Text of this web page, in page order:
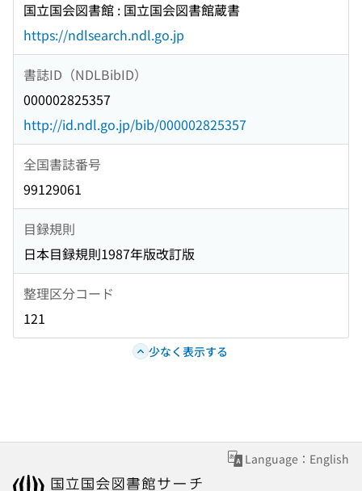
国立国会図書館 : 国立国会図書館蔵書
https://ndlsearch.ndl.go.jp
書誌ID（NDLBibID）
000002825357
http://id.ndl.go.jp/bib/000002825357
全国書誌番号
99129061
目録規則
日本目録規則1987年版改訂版
整理区分コード
121
少なく表示する
Language：English